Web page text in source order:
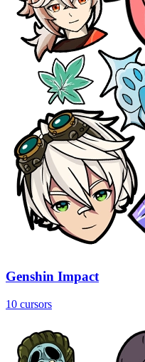
Genshin Impact
10 cursors